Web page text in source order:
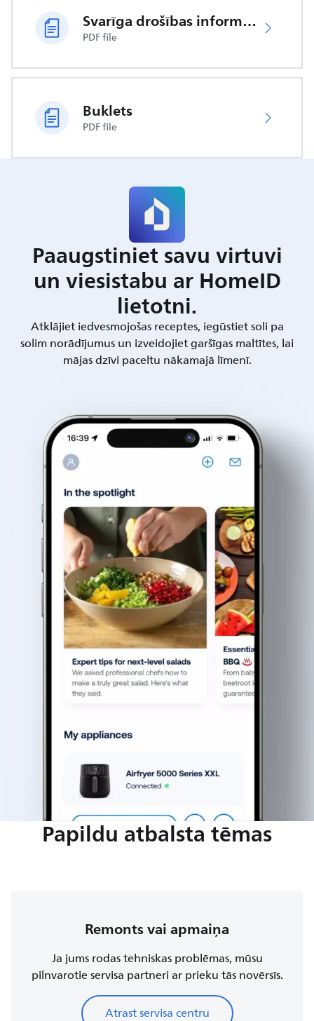
Svarīga drošības informācija
PDF file
Buklets
PDF file
Paaugstiniet savu virtuvi
un viesistabu ar HomeID
lietotni.
Atklājiet iedvesmojošas receptes, iegūstiet soli pa
solim norādījumus un izveidojiet garšīgas maltītes, lai
mājas dzīvi paceltu nākamajā līmenī.
Papildu atbalsta tēmas
Remonts vai apmaiņa
Ja jums rodas tehniskas problēmas, mūsu
pilnvarotie servisa partneri ar prieku tās novērsīs.
Atrast servisa centru